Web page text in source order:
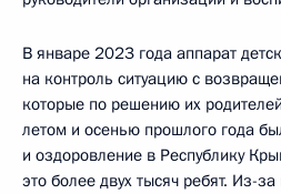
В январе 2023 года аппарат
на контроль ситуацию с
которые по решению их
летом и осенью прошлого года
и оздоровление в Республику
это более двух тысяч ребят. Из-